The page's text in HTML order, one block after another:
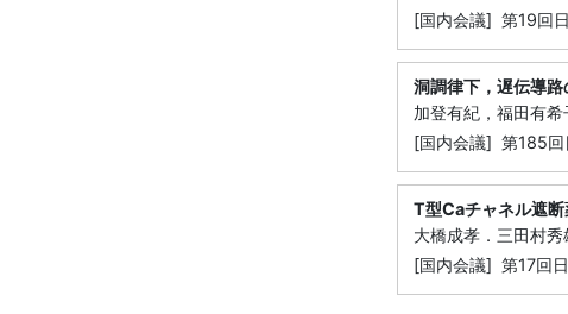
[国内会議] 第19回
洞調律下，遅伝導
加登有紀，福田有
[国内会議] 第185回
T型Caチャネル遮
大橋成孝．三田村
[国内会議] 第17回